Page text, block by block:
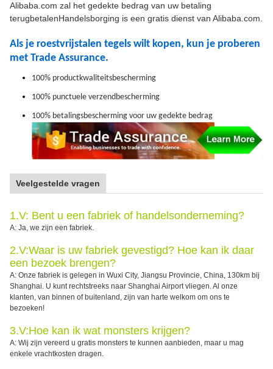
Alibaba.com zal het gedekte bedrag van uw betaling
terugbetalenHandelsborging is een gratis dienst van Alibaba.com.
Als je roestvrijstalen tegels wilt kopen, kun je proberen
met Trade Assurance.
100% productkwaliteitsbescherming
100% punctuele verzendbescherming
100% betalingsbescherming voor uw gedekte bedrag
Veelgestelde vragen
1.V: Bent u een fabriek of handelsonderneming?
A: Ja, we zijn een fabriek.
2.V:Waar is uw fabriek gevestigd? Hoe kan ik daar
een bezoek brengen?
A: Onze fabriek is gelegen in Wuxi City, Jiangsu Provincie, China, 130km bij
Shanghai. U kunt rechtstreeks naar Shanghai Airport vliegen. Al onze
klanten, van binnen of buitenland, zijn van harte welkom om ons te
bezoeken!
3.V:Hoe kan ik wat monsters krijgen?
A: Wij zijn vereerd u gratis monsters te kunnen aanbieden, maar u mag
enkele vrachtkosten dragen.